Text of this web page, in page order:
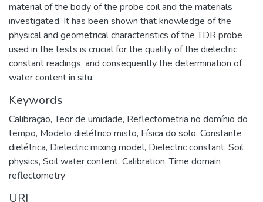
material of the body of the probe coil and the materials
investigated. It has been shown that knowledge of the
physical and geometrical characteristics of the TDR probe
used in the tests is crucial for the quality of the dielectric
constant readings, and consequently the determination of
water content in situ.
Keywords
Calibração,Teor de umidade, Reflectometria no domínio do
tempo, Modelo dielétrico misto, Física do solo, Constante
dielétrica, Dielectric mixing model, Dielectric constant, Soil
physics, Soil water content, Calibration,Time domain
reflectometry
URI